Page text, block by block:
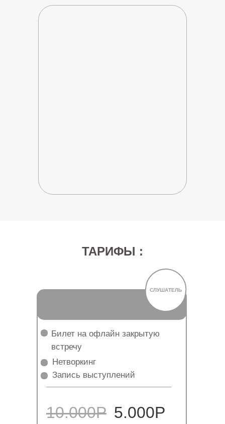
5.000Р
10.000Р
ТАРИФЫ :
СЛУШАТЕЛЬ
Билет на офлайн закрытую
встречу
Нетворкинг
Запись выступлений